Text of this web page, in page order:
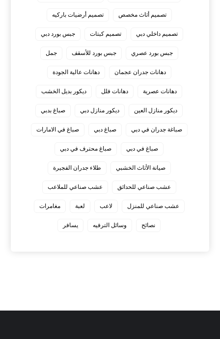
تصميم أثاث مخصص تصميم أرضيات باركيه
تصميم داخلي دبي تصميم كبتات جبس بورد دبي
جبس بورد عصري جبس بورد للأسقف جمل
دهانات جدران عجمان دهانات عالية الجودة
دهانات عصرية دهانات فلل ديكور بديل الخشب
ديكور منازل العين ديكور منازل دبي صباغ بدبي
صباغة جدران في دبي صباغ دبي صباغ في الامارات
صباغ في دبي صباغ محترف في دبي
صيانة الأثاث الخشبي طلاء جدران الفجيرة
عشب صناعي للحدائق عشب صناعي للملاعب
عشب صناعي للمنزل لاعب لعبة مغامرات
نصائح وسائل الترفيه يسافر